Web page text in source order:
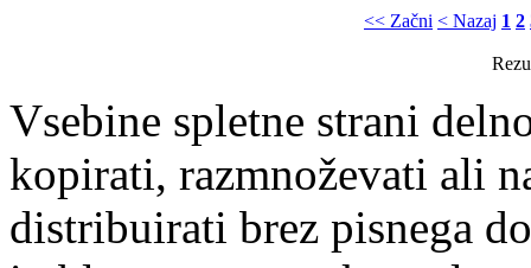
<< Začni < Nazaj 1 2
Vsebine spletne strani
kopirati, razmnoževati ali
distribuirati brez pisnega